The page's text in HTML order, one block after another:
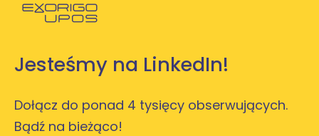
Jesteśmy na LinkedIn!
Dołącz do ponad 4 tysięcy obserwujących.
Bądź na bieżąco!